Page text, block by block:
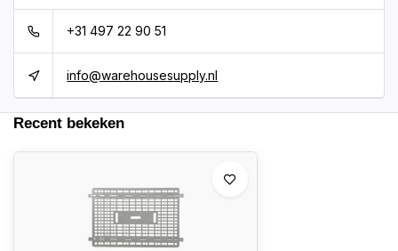
+31 497 22 90 51
info@warehousesupply.nl
Recent bekeken